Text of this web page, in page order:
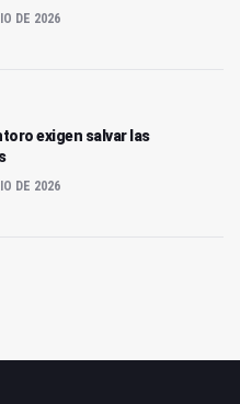
DE 2026
exigen salvar las
DE 2026